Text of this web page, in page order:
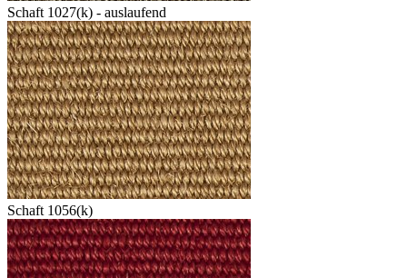
Schaft 1027(k) - auslaufend
Schaft 1056(k)